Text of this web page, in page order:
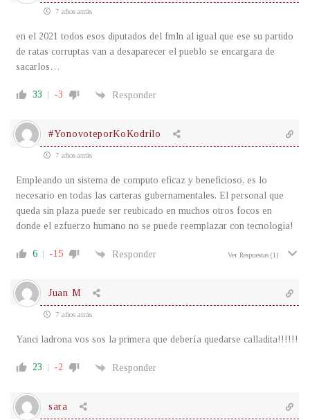
7 años atrás
en el 2021 todos esos diputados del fmln al igual que ese su partido
de ratas corruptas van a desaparecer el pueblo se encargara de
sacarlos…
33 -3 Responder
#YonovoteporKoKodrilo
7 años atrás
Empleando un sistema de computo eficaz y beneficioso, es lo
necesario en todas las carteras gubernamentales. El personal que
queda sin plaza puede ser reubicado en muchos otros focos en
donde el ezfuerzo humano no se puede reemplazar con tecnologia!
6 -15 Responder Ver Respuestas (1)
Juan M
7 años atrás
Yanci ladrona vos sos la primera que debería quedarse calladita!!!!!!
23 -2 Responder
sara